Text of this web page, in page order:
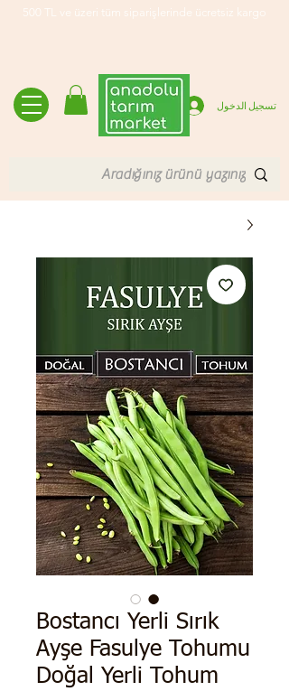
500 TL ve üzeri tüm siparişlerinde ücretsiz kargo
تسجيل الدخول
Bostancı Yerli Sırık
Ayşe Fasulye Tohumu
Doğal Yerli Tohum